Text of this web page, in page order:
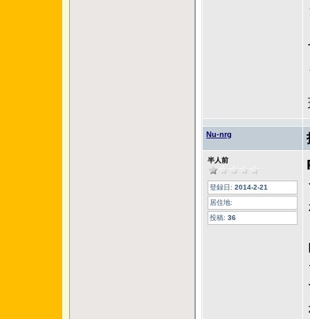
Nu-nrg
半人前
登録日: 2014-2-21
居住地:
投稿: 36